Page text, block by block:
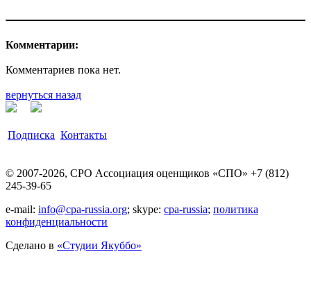
Комментарии:
Комментариев пока нет.
вернуться назад
Подписка Контакты
© 2007-2026, СРО Ассоциация оценщиков «СПО» +7 (812)
245-39-65
e-mail: info@cpa-russia.org; skype: cpa-russia; политика
конфиденциальности
Сделано в «Cтудии Якуббо»